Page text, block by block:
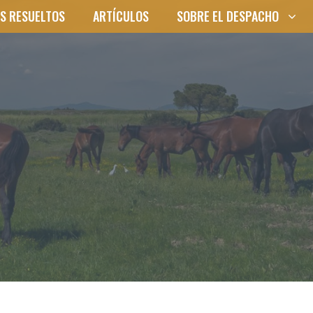
RESUELTOS ARTÍCULOS SOBRE EL DESPACHO